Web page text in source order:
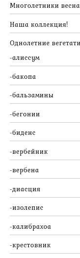
Многолетники
Наша коллекция!
Однолетние
алиссум
бакопа
бальзамины
бегонии
биденс
вербейник
вербена
диасция
изолепис
калибрахоа
крестовник